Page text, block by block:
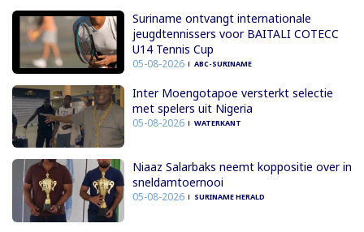
Suriname ontvangt internationale
jeugdtennissers voor BAITALI COTECC
U14 Tennis Cup
05-08-2026 ABC-SURINAME
Inter Moengotapoe versterkt selectie
met spelers uit Nigeria
05-08-2026 WATERKANT
Niaaz Salarbaks neemt koppositie over in
sneldamtoernooi
05-08-2026 SURINAME HERALD